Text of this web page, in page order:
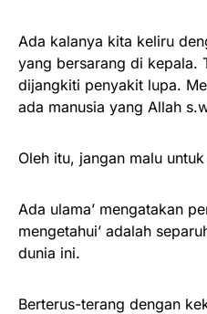
Ada kalanya kita keliru
yang bersarang di kepala.
dijangkiti penyakit lupa.
ada manusia yang Allah
Oleh itu, jangan malu
Ada ulama’ mengatakan
mengetahui’ adalah
dunia ini.
Berterus-terang dengan